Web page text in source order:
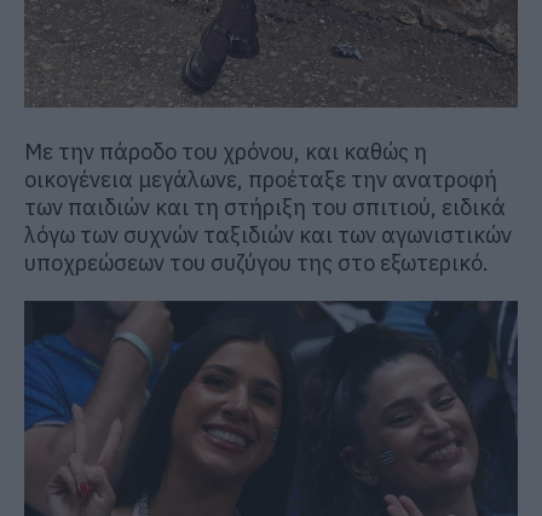
Με την πάροδο του χρόνου, και καθώς η
οικογένεια μεγάλωνε, προέταξε την ανατροφή
των παιδιών και τη στήριξη του σπιτιού, ειδικά
λόγω των συχνών ταξιδιών και των αγωνιστικών
υποχρεώσεων του συζύγου της στο εξωτερικό.